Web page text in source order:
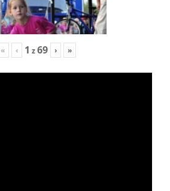
« ‹ 1 z69 › »